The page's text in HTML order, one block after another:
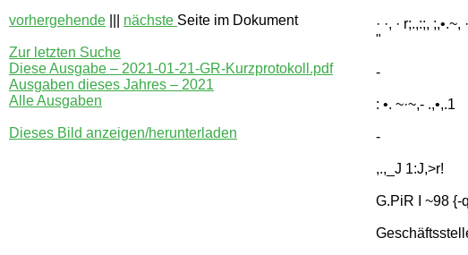
vorhergehende nächste Seite im Dokument
Zur letzten Suche
Diese Ausgabe – 2021-01-21-GR-Kurzprotokoll.pdf
Ausgaben dieses Jahres – 2021
Alle Ausgaben
Dieses Bild anzeigen/herunterladen
· ·, · r;.,:;, ;,•.~,
"
-
: •. ~·~,- .,•,.1
-
,.,_J 1:J,>r!
G.PiR I ~98 {-